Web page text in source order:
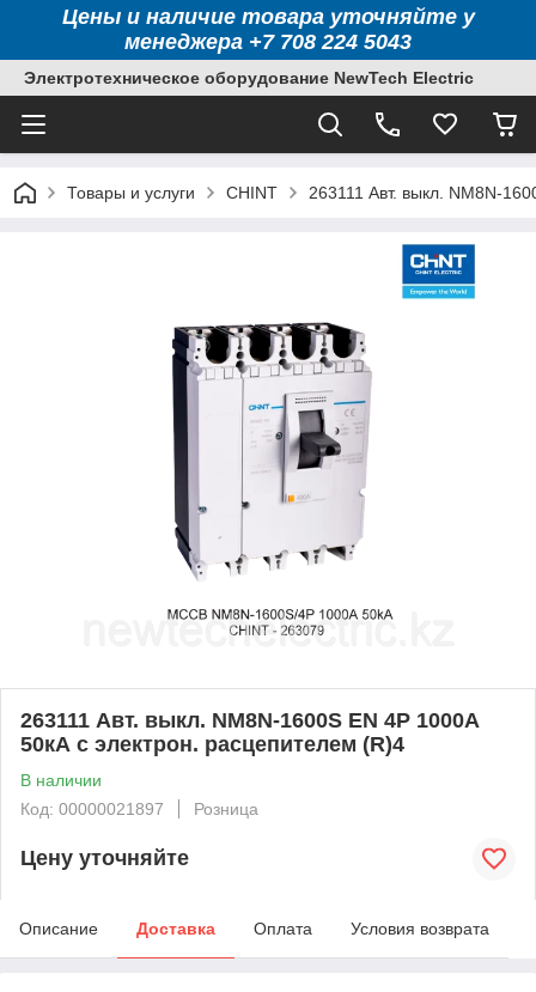
Цены и наличие товара уточняйте у
менеджера +7 708 224 5043
Электротехническое оборудование NewTech Electric
Товары и услуги CHINT 263111 Авт. выкл. NM8N-
263111 Авт. выкл. NM8N-1600S EN 4P 1000А
50кА с электрон. расцепителем (R)4
В наличии
Код: 00000021897
Розница
Цену уточняйте
Описание Доставка Оплата Условия возврата